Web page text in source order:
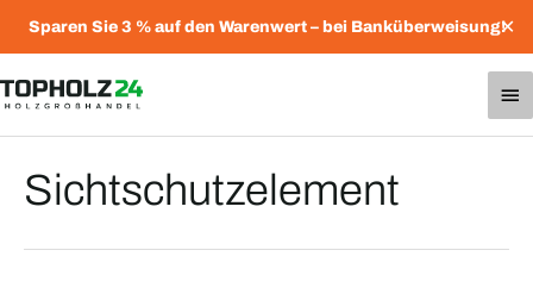
Sparen Sie 3 % auf den Warenwert – bei Banküberweisung!✕
Sichtschutzelement